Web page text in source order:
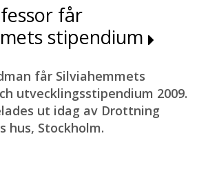
får
stipendium
får Silviahemmets
utvecklingsstipendium 2009.
ut idag av Drottning
hus, Stockholm.